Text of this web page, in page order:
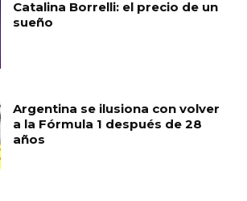
Catalina Borrelli: el precio de un
sueño
Argentina se ilusiona con volver
a la Fórmula 1 después de 28
años